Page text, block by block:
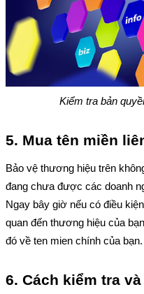
Kiểm tra bản
5. Mua tên miền
Bảo vệ thương hiệu trên
đang chưa được các doanh
Ngay bây giờ nếu có điều
quan đến thương hiệu của
đó về ten mien chính của bạn.
6. Cách kiểm tra